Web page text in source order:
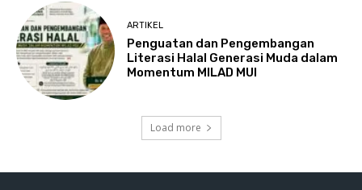
ARTIKEL
Penguatan dan Pengembangan
Literasi Halal Generasi Muda dalam
Momentum MILAD MUI
Load more